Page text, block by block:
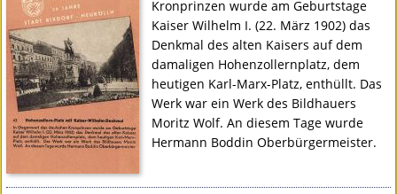
Kronprinzen wurde am Geburtstage
Kaiser Wilhelm I. (22. März 1902) das
Denkmal des alten Kaisers auf dem
damaligen Hohenzollernplatz, dem
heutigen Karl-Marx-Platz, enthüllt. Das
Werk war ein Werk des Bildhauers
Moritz Wolf. An diesem Tage wurde
Hermann Boddin Oberbürgermeister.